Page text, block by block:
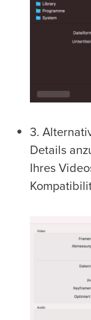
3.
Details
Ihres